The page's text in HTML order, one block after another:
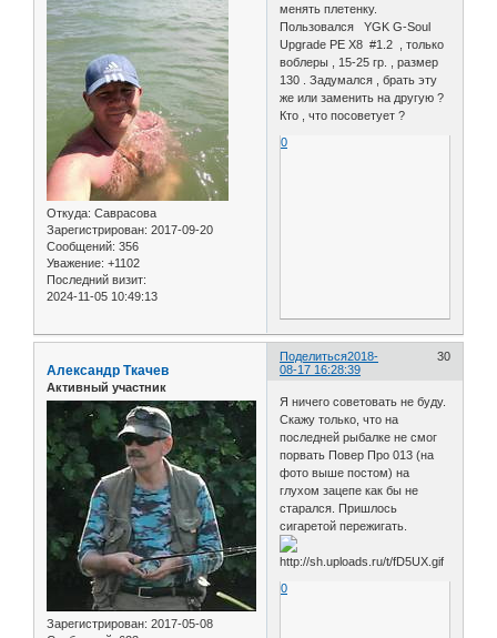
Откуда: Саврасова
Зарегистрирован: 2017-09-20
Сообщений: 356
Уважение: +1102
Последний визит:
2024-11-05 10:49:13
менять плетенку.
Пользовался YGK G-Soul
Upgrade PE X8 #1.2 , только
воблеры , 15-25 гр. , размер
130 . Задумался , брать эту
же или заменить на другую ?
Кто , что посоветует ?
0
Поделиться 30
2018-
08-17 16:28:39
Александр Ткачев
Активный участник
Зарегистрирован: 2017-05-08
Я ничего советовать не буду.
Скажу только, что на
последней рыбалке не смог
порвать Повер Про 013 (на
фото выше постом) на
глухом зацепе как бы не
старался. Пришлось
сигаретой пережигать.
0